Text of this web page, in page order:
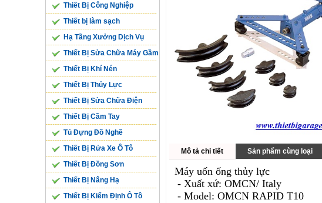
Thiết Bị Công Nghiệp
Thiết bị làm sạch
Hạ Tầng Xưởng Dịch Vụ
Thiết Bị Sửa Chữa Máy Gầm
Thiết Bị Khí Nén
Thiết Bị Thủy Lực
Thiết Bị Sửa Chữa Điện
Thiết Bị Cầm Tay
Tủ Đựng Đồ Nghề
Thiết Bị Rửa Xe Ô Tô
Thiết Bị Đồng Sơn
Thiết Bị Nâng Hạ
Thiết Bị Kiểm Định Ô Tô
Bệ Cân Trọng Lượng 10
Tấn/ Trục SL-10WE
Chi tiết
Mô tả chi tiết Sản phẩm cùng loại
Máy uốn ống thủy lực
- Xuất xứ: OMCN/ Italy
- Model: OMCN RAPID T10